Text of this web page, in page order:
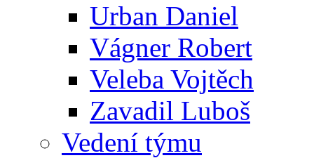
Urban Daniel
Vágner Robert
Veleba Vojtěch
Zavadil Luboš
Vedení týmu